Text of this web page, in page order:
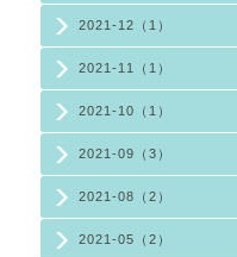
2021-12（1）
2021-11（1）
2021-10（1）
2021-09（3）
2021-08（2）
2021-05（2）